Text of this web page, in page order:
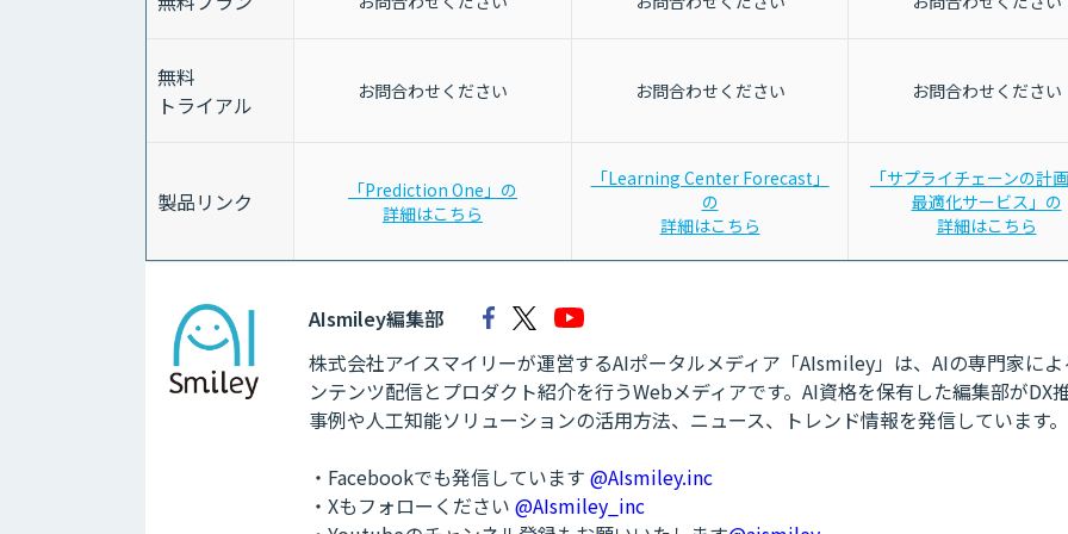
無料
トライアル
お問合わせください お問合わせください お問合わせください
製品リンク
「Prediction One」の
詳細はこちら
「Learning Center Forecast」
の
詳細はこちら
「サプライチェーンの計
最適化サービス」の
詳細はこちら
AIsmiley編集部
株式会社アイスマイリーが運営するAIポータルメディア「AIsmiley」は、AIの専門家によ
ンテンツ配信とプロダクト紹介を行うWebメディアです。AI資格を保有した編集部がDX
事例や人工知能ソリューションの活用方法、ニュース、トレンド情報を発信しています。
・Facebookでも発信しています @AIsmiley.inc
・Xもフォローください @AIsmiley_inc